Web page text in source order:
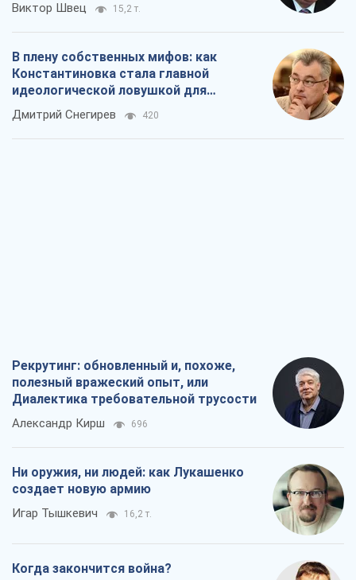
Виктор Швец 15,2 т.
В плену собственных мифов: как
Константиновка стала главной
идеологической ловушкой для
российских оккупантов
Дмитрий Снегирев 420
Рекрутинг: обновленный и, похоже,
полезный вражеский опыт, или
Диалектика требовательной трусости
Александр Кирш 696
Ни оружия, ни людей: как Лукашенко
создает новую армию
Игар Тышкевич 16,2 т.
Когда закончится война?